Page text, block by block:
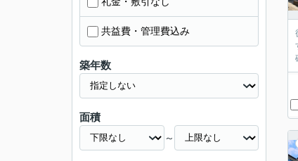
共益費・管理費込み
築年数
面積
～